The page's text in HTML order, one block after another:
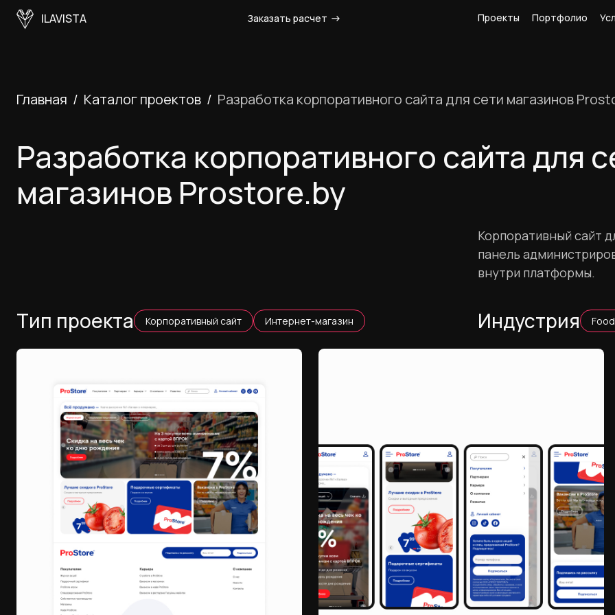
ILAVISTA Заказать расчет Проекты Портфолио
Главная Каталог проектов Разработка корпоративного сайта для сети магазинов
Разработка корпоративного сайта для
магазинов Prostore.by
Корпоративный сайт
панель
внутри платформы.
Тип проекта Корпоративный сайт Интернет-магазин Индустрия